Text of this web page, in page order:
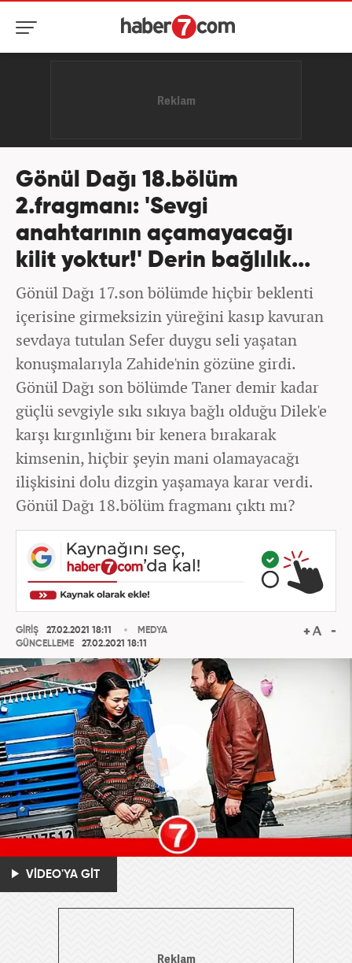
Gönül Dağı 18.bölüm
2.fragmanı: 'Sevgi
anahtarının açamayacağı
kilit yoktur!' Derin bağlılık...
Gönül Dağı 17.son bölümde hiçbir beklenti
içerisine girmeksizin yüreğini kasıp kavuran
sevdaya tutulan Sefer duygu seli yaşatan
konuşmalarıyla Zahide'nin gözüne girdi.
Gönül Dağı son bölümde Taner demir kadar
güçlü sevgiyle sıkı sıkıya bağlı olduğu Dilek'e
karşı kırgınlığını bir kenera bırakarak
kimsenin, hiçbir şeyin mani olamayacağı
ilişkisini dolu dizgin yaşamaya karar verdi.
Gönül Dağı 18.bölüm fragmanı çıktı mı?
GİRİŞ
27.02.2021 18:11
GÜNCELLEME
27.02.2021 18:11
MEDYA
VİDEO'YA GİT